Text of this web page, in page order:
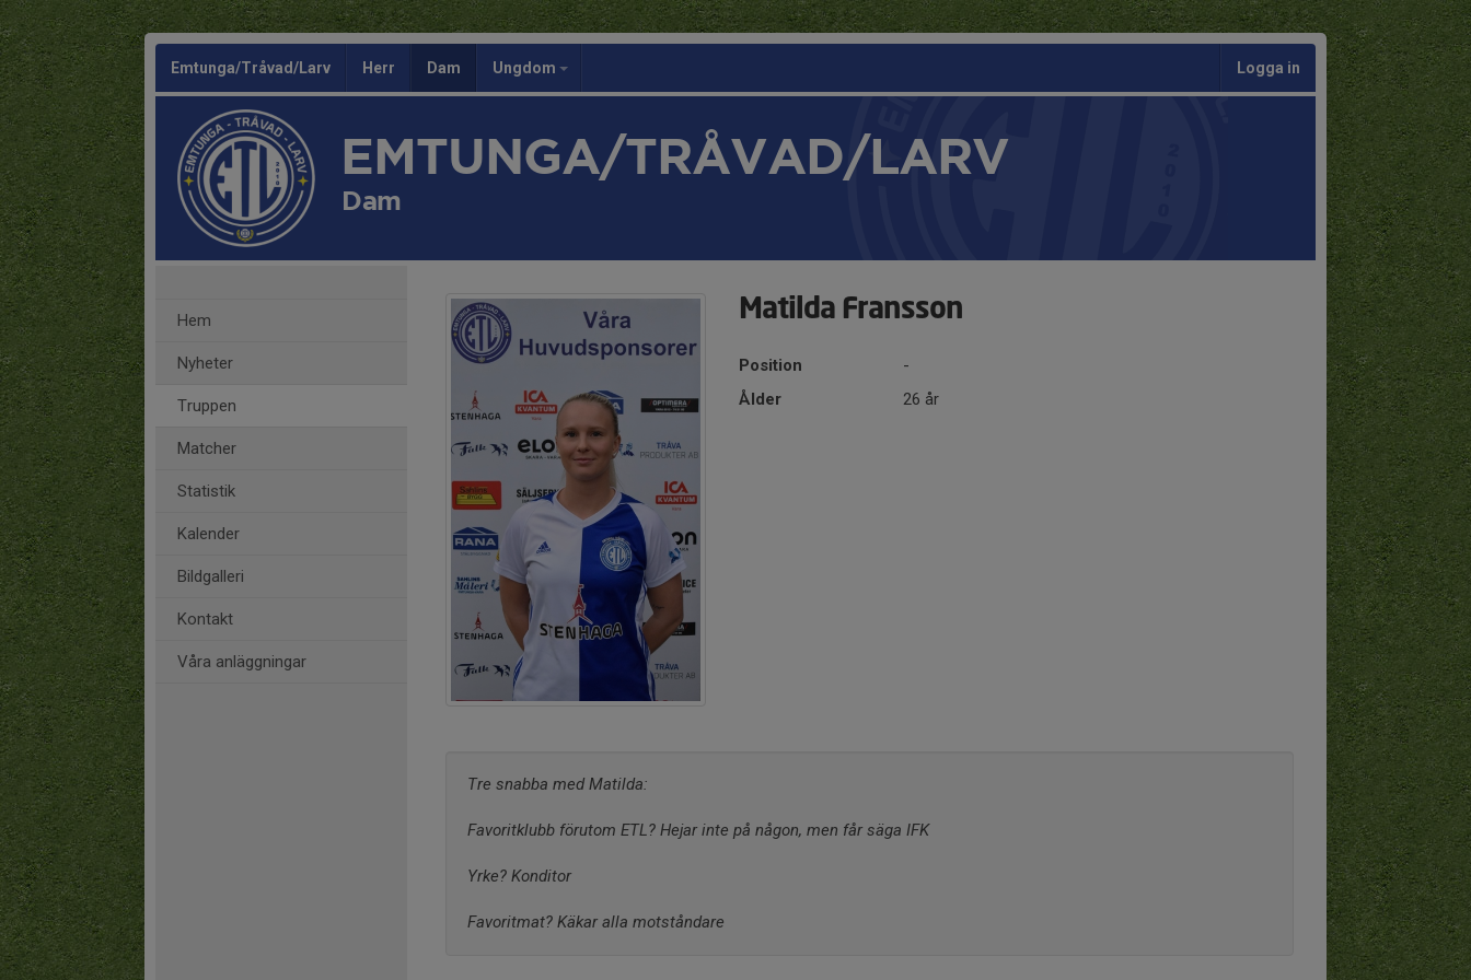
Emtunga/Tråvad/Larv Herr Dam Ungdom Logga in
EMTUNGA/TRÅVAD/LARV
Dam
Hem
Nyheter
Truppen
Matcher
Statistik
Kalender
Bildgalleri
Kontakt
Våra anläggningar
Matilda Fransson
Position
-
Ålder
26 år
Tre snabba med Matilda:
Favoritklubb förutom ETL? Hejar inte på någon, men får säga IFK
Yrke? Konditor
Favoritmat? Käkar alla motståndare